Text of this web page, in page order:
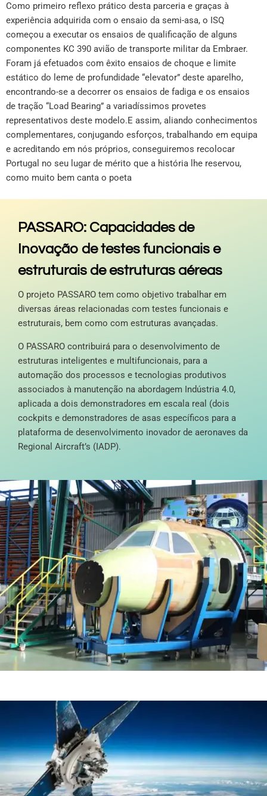
Como primeiro reflexo prático desta parceria e graças à
experiência adquirida com o ensaio da semi-asa, o ISQ
começou a executar os ensaios de qualificação de alguns
componentes KC 390 avião de transporte militar da Embraer.
Foram já efetuados com êxito ensaios de choque e limite
estático do leme de profundidade “elevator” deste aparelho,
encontrando-se a decorrer os ensaios de fadiga e os ensaios
de tração “Load Bearing” a variadíssimos provetes
representativos deste modelo.E assim, aliando conhecimentos
complementares, conjugando esforços, trabalhando em equipa
e acreditando em nós próprios, conseguiremos recolocar
Portugal no seu lugar de mérito que a história lhe reservou,
como muito bem canta o poeta
PASSARO: Capacidades de
Inovação de testes funcionais e
estruturais de estruturas aéreas
O projeto PASSARO tem como objetivo trabalhar em
diversas áreas relacionadas com testes funcionais e
estruturais, bem como com estruturas avançadas.
O PASSARO contribuirá para o desenvolvimento de
estruturas inteligentes e multifuncionais, para a
automação dos processos e tecnologias produtivos
associados à manutenção na abordagem Indústria 4.0,
aplicada a dois demonstradores em escala real (dois
cockpits e demonstradores de asas específicos para a
plataforma de desenvolvimento inovador de aeronaves da
Regional Aircraft’s (IADP).